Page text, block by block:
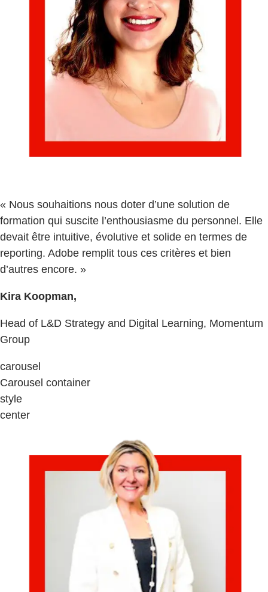
« Nous souhaitions nous doter d’une solution de
formation qui suscite l’enthousiasme du personnel. Elle
devait être intuitive, évolutive et solide en termes de
reporting. Adobe remplit tous ces critères et bien
d’autres encore. »
Kira Koopman,
Head of L&D Strategy and Digital Learning, Momentum
Group
carousel
Carousel container
style
center